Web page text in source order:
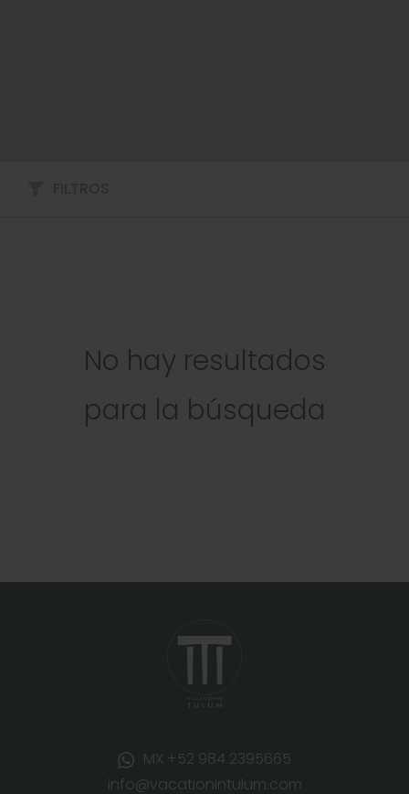
No hay resultados
para la búsqueda
MX +52 984 2395665
info@vacationintulum.com